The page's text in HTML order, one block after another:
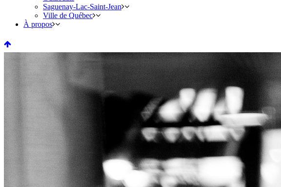
Saguenay-Lac-Saint-Jean
Ville de Québec
À propos